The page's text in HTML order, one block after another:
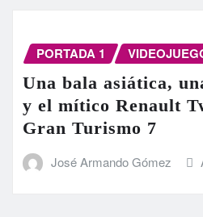
PORTADA 1
Una bala asiática,
y el mítico Renault
Gran Turismo 7
José Armando Gómez